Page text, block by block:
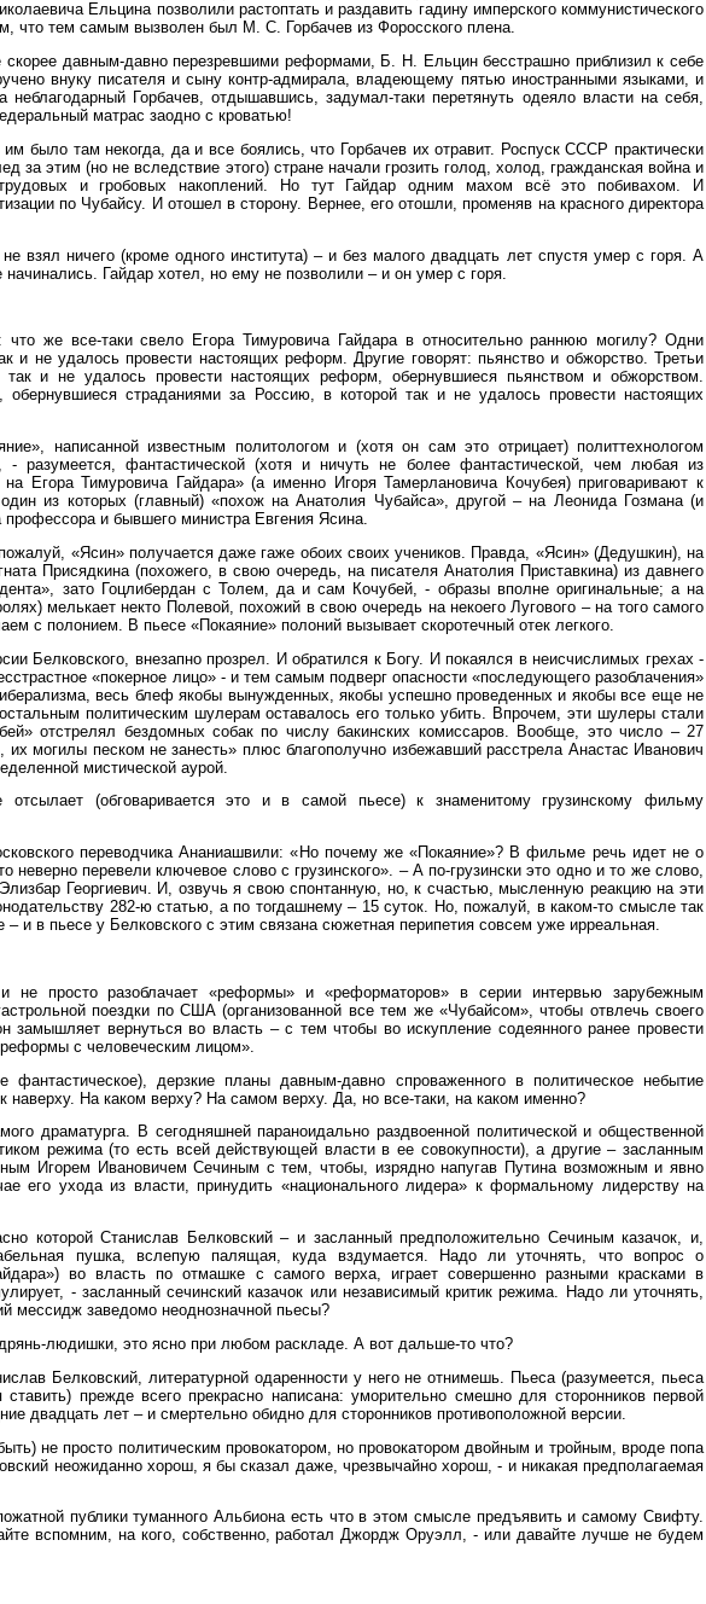
Ельцина позволили растоптать и раздавить гадину имперского коммунистического
что тем самым вызволен был М. С. Горбачев из Форосского плена.
давным-давно перезревшими реформами, Б. Н. Ельцин бесстрашно приблизил к себе
внуку писателя и сыну контр-адмирала, владеющему пятью иностранными языками, и
Горбачев, отдышавшись, задумал-таки перетянуть одеяло власти на себя,
матрас заодно с кроватью!
было там некогда, да и все боялись, что Горбачев их отравит. Роспуск СССР практически
за этим (но не вследствие этого) стране начали грозить голод, холод, гражданская война и
и гробовых накоплений. Но тут Гайдар одним махом всё это побивахом. И
по Чубайсу. И отошел в сторону. Вернее, его отошли, променяв на красного директора
взял ничего (кроме одного института) – и без малого двадцать лет спустя умер с горя. А
Гайдар хотел, но ему не позволили – и он умер с горя.
же все-таки свело Егора Тимуровича Гайдара в относительно раннюю могилу? Одни
и не удалось провести настоящих реформ. Другие говорят: пьянство и обжорство. Третьи
и не удалось провести настоящих реформ, обернувшиеся пьянством и обжорством.
обернувшиеся страданиями за Россию, в которой так и не удалось провести настоящих
написанной известным политологом и (хотя он сам это отрицает) политтехнологом
разумеется, фантастической (хотя и ничуть не более фантастической, чем любая из
Егора Тимуровича Гайдара» (а именно Игоря Тамерлановича Кочубея) приговаривают к
из которых (главный) «похож на Анатолия Чубайса», другой – на Леонида Гозмана (и
и бывшего министра Евгения Ясина.
«Ясин» получается даже гаже обоих своих учеников. Правда, «Ясин» (Дедушкин), на
Присядкина (похожего, в свою очередь, на писателя Анатолия Приставкина) из давнего
зато Гоцлибердан с Толем, да и сам Кочубей, - образы вполне оригинальные; а на
мелькает некто Полевой, похожий в свою очередь на некоего Лугового – на того самого
с полонием. В пьесе «Покаяние» полоний вызывает скоротечный отек легкого.
Белковского, внезапно прозрел. И обратился к Богу. И покаялся в неисчислимых грехах -
«покерное лицо» - и тем самым подверг опасности «последующего разоблачения»
весь блеф якобы вынужденных, якобы успешно проведенных и якобы все еще не
политическим шулерам оставалось его только убить. Впрочем, эти шулеры стали
отстрелял бездомных собак по числу бакинских комиссаров. Вообще, это число – 27
могилы песком не занесть» плюс благополучно избежавший расстрела Анастас Иванович
мистической аурой.
отсылает (обговаривается это и в самой пьесе) к знаменитому грузинскому фильму
переводчика Ананиашвили: «Но почему же «Покаяние»? В фильме речь идет не о
неверно перевели ключевое слово с грузинского». – А по-грузински это одно и то же слово,
Георгиевич. И, озвучь я свою спонтанную, но, к счастью, мысленную реакцию на эти
282-ю статью, а по тогдашнему – 15 суток. Но, пожалуй, в каком-то смысле так
– и в пьесе у Белковского с этим связана сюжетная перипетия совсем уже ирреальная.
не просто разоблачает «реформы» и «реформаторов» в серии интервью зарубежным
поездки по США (организованной все тем же «Чубайсом», чтобы отвлечь своего
замышляет вернуться во власть – с тем чтобы во искупление содеянного ранее провести
с человеческим лицом».
дерзкие планы давным-давно спроваженного в политическое небытие
наверху. На каком верху? На самом верху. Да, но все-таки, на каком именно?
драматурга. В сегодняшней параноидально раздвоенной политической и общественной
режима (то есть всей действующей власти в ее совокупности), а другие – засланным
Игорем Ивановичем Сечиным с тем, чтобы, изрядно напугав Путина возможным и явно
его ухода из власти, принудить «национального лидера» к формальному лидерству на
которой Станислав Белковский – и засланный предположительно Сечиным казачок, и,
пушка, вслепую палящая, куда вздумается. Надо ли уточнять, что вопрос о
во власть по отмашке с самого верха, играет совершенно разными красками в
- засланный сечинский казачок или независимый критик режима. Надо ли уточнять,
мессидж заведомо неоднозначной пьесы?
людишки, это ясно при любом раскладе. А вот дальше-то что?
Белковский, литературной одаренности у него не отнимешь. Пьеса (разумеется, пьеса
прежде всего прекрасно написана: уморительно смешно для сторонников первой
двадцать лет – и смертельно обидно для сторонников противоположной версии.
не просто политическим провокатором, но провокатором двойным и тройным, вроде попа
неожиданно хорош, я бы сказал даже, чрезвычайно хорош, - и никакая предполагаемая
публики туманного Альбиона есть что в этом смысле предъявить и самому Свифту.
вспомним, на кого, собственно, работал Джордж Оруэлл, - или давайте лучше не будем